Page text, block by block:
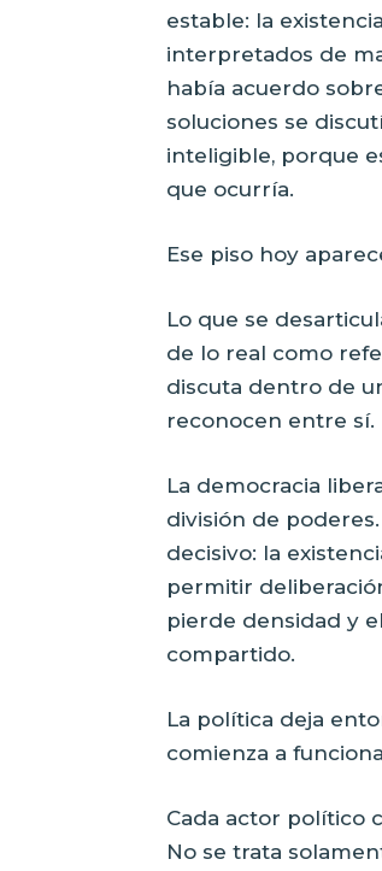
estable: la
interpretados de
había acuerdo
soluciones se
inteligible, porque
que ocurría.
Ese piso hoy
Lo que se
de lo real como
discuta dentro de
reconocen entre sí.
La democracia
división de
decisivo: la
permitir
pierde densidad y
compartido.
La política deja
comienza a
Cada actor político
No se trata